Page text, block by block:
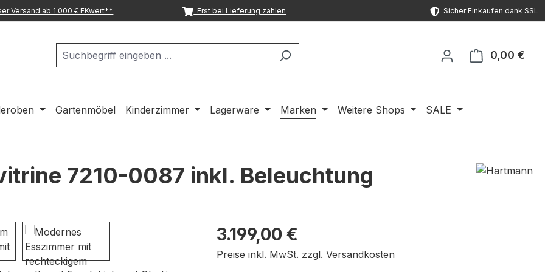
Versand ab 1.000 € EKwert** Erst bei Lieferung zahlen Sicher Einkaufen dank SSL
0,00 €
Gartenmöbel Kinderzimmer Lagerware Marken Weitere Shops SALE
7210-0087 inkl. Beleuchtung
Regulärer Preis:
3.199,00 €
Preise inkl. MwSt. zzgl. Versandkosten